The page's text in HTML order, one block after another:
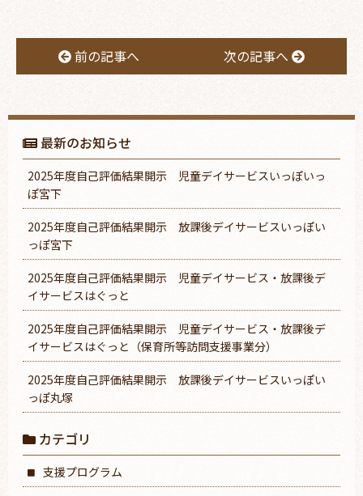
前の記事へ 次の記事へ
最新のお知らせ
2025年度自己評価結果開示 児童デイサービスいっぽいっ
ぽ宮下
2025年度自己評価結果開示 放課後デイサービスいっぽい
っぽ宮下
2025年度自己評価結果開示 児童デイサービス・放課後デ
イサービスはぐっと
2025年度自己評価結果開示 児童デイサービス・放課後デ
イサービスはぐっと（保育所等訪問支援事業分）
2025年度自己評価結果開示 放課後デイサービスいっぽい
っぽ丸塚
カテゴリ
支援プログラム